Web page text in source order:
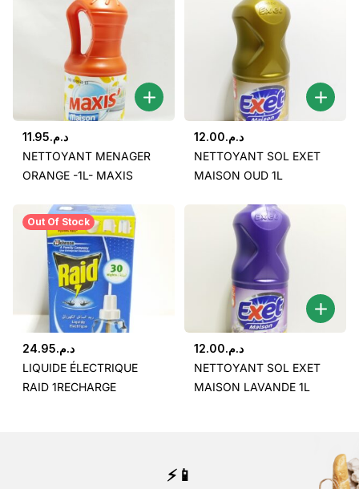
د.م.11.95
NETTOYANT MENAGER
ORANGE -1L- MAXIS
د.م.12.00
NETTOYANT SOL EXET
MAISON OUD 1L
Out Of Stock
د.م.24.95
LIQUIDE ÉLECTRIQUE
RAID 1RECHARGE
د.م.12.00
NETTOYANT SOL EXET
MAISON LAVANDE 1L
⚡📱